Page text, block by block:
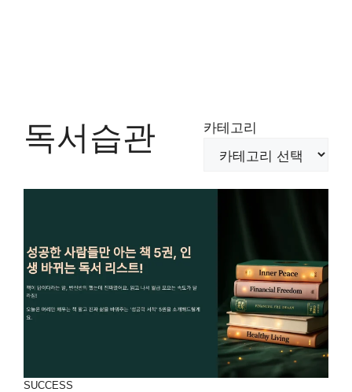
독서습관 카테고리
SUCCESS